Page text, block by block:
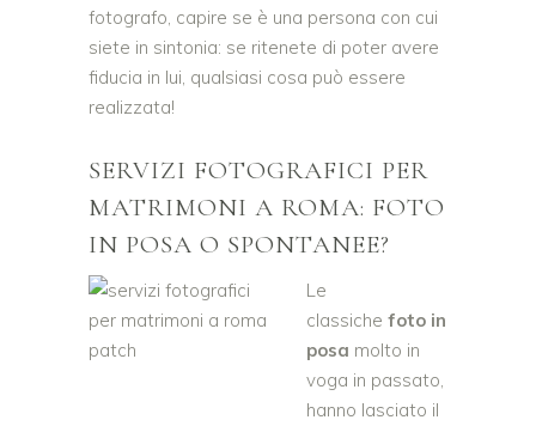
fotografo, capire se è una persona con cui
siete in sintonia: se ritenete di poter avere
fiducia in lui, qualsiasi cosa può essere
realizzata!
SERVIZI FOTOGRAFICI PER
MATRIMONI A ROMA: FOTO
IN POSA O SPONTANEE?
Le
classiche foto in
posa molto in
voga in passato,
hanno lasciato il